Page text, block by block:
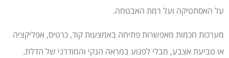
על האסתטיקה ועל רמת האבטחה.
מערכות חכמות מאפשרות פתיחה באמצעות קוד, כרטיס, אפליקציה
או טביעת אצבע, מבלי לפגוע במראה הנקי והמודרני של הדלת.